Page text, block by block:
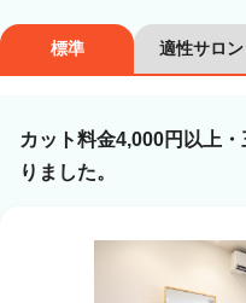
講師・インストラクター
標準 適性サロン
カット料金4,000円以上
りました。